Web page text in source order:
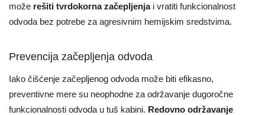
može rešiti tvrdokorna začepljenjai vratiti funkcionalnost
odvoda bez potrebe za agresivnim hemijskim sredstvima.
Prevencija začepljenja odvoda
Iako čišćenje začepljenog odvoda može biti efikasno,
preventivne mere su neophodne za održavanje dugoročne
funkcionalnosti odvoda u tuš kabini. Redovno održavanje